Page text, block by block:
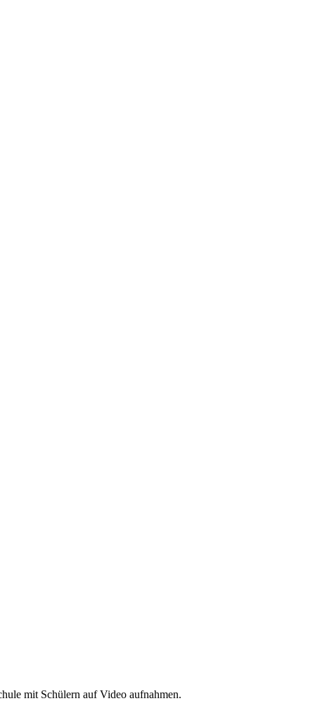
mit Schülern auf Video aufnahmen.